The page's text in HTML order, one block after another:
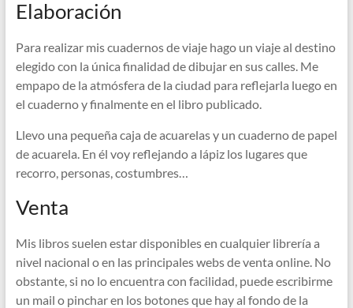
Elaboración
Para realizar mis cuadernos de viaje hago un viaje al destino
elegido con la única finalidad de dibujar en sus calles. Me
empapo de la atmósfera de la ciudad para reflejarla luego en
el cuaderno y finalmente en el libro publicado.
Llevo una pequeña caja de acuarelas y un cuaderno de papel
de acuarela. En él voy reflejando a lápiz los lugares que
recorro, personas, costumbres…
Venta
Mis libros suelen estar disponibles en cualquier librería a
nivel nacional o en las principales webs de venta online. No
obstante, si no lo encuentra con facilidad, puede escribirme
un mail o pinchar en los botones que hay al fondo de la